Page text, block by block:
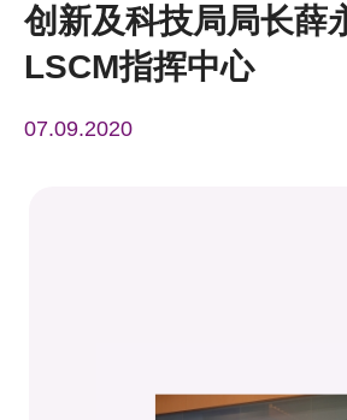
新闻中心
创新及科技局局长薛
LSCM指挥中心
07.09.2020